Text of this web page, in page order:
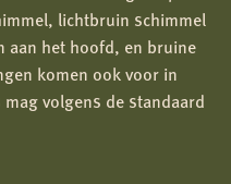
lichtbruin schimmel
aan het hoofd, en bruine
komen ook voor in
volgens de standaard